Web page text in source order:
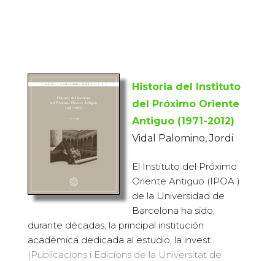
Historia del Instituto
del Próximo Oriente
Antiguo (1971-2012)
Vidal Palomino, Jordi
El Instituto del Próximo
Oriente Antiguo (IPOA )
de la Universidad de
Barcelona ha sido,
durante décadas, la principal institución
académica dedicada al estudio, la invest...
(Publicacions i Edicions de la Universitat de